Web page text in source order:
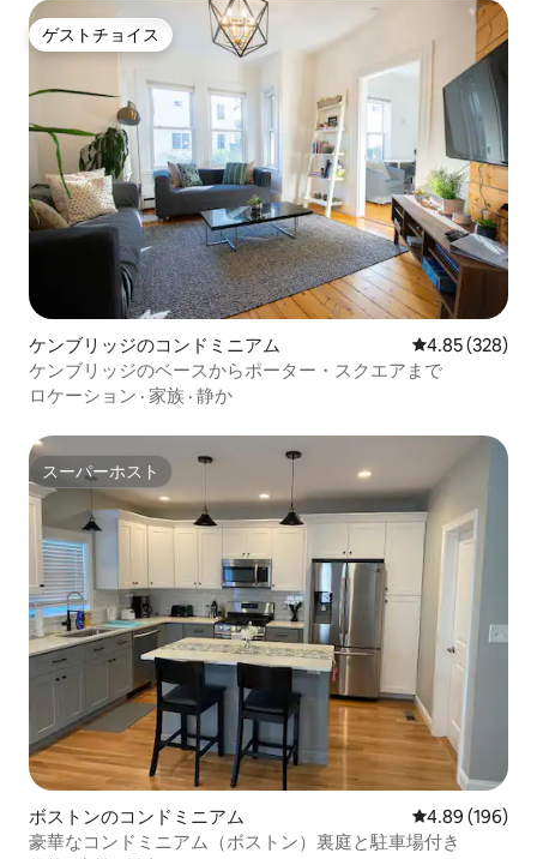
ゲストチョイス
ゲストチョイス
ケンブリッジのコンドミニアム レビュー328
4.85 (328)
ケンブリッジのベースからポーター・スクエアまで
ロケーション · 家族 · 静か
スーパーホスト
スーパーホスト
ボストンのコンドミニアム レビュー196
4.89 (196)
豪華なコンドミニアム（ボストン）裏庭と駐車場付き